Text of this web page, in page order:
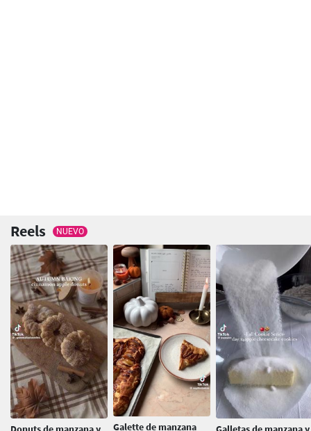
Reels NUEVO
Galette de manzana